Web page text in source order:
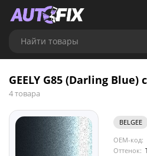
Найти товары
GEELY G85 (Darling Blue)
4 товара
BELGEE
OEM-код:
Оттенок: